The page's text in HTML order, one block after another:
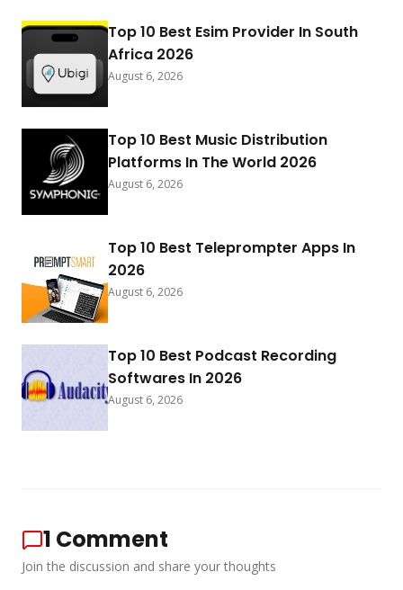
Top 10 Best Esim Provider In South
Africa 2026
August 6, 2026
Top 10 Best Music Distribution
Platforms In The World 2026
August 6, 2026
Top 10 Best Teleprompter Apps In
2026
August 6, 2026
Top 10 Best Podcast Recording
Softwares In 2026
August 6, 2026
1 Comment
Join the discussion and share your thoughts